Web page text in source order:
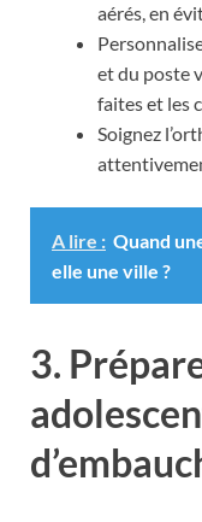
aérés, en
et du poste
faites et les
Soignez
A lire : Quand
elle une ville ?
3.